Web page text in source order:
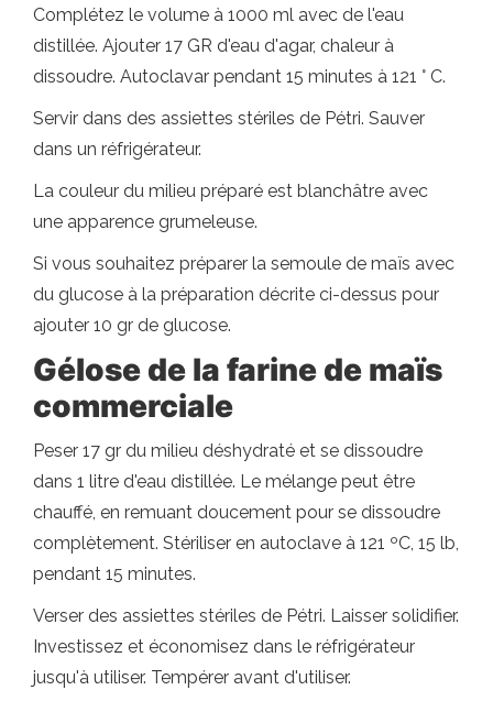
Complétez le volume à 1000 ml avec de l'eau
distillée. Ajouter 17 GR d'eau d'agar, chaleur à
dissoudre. Autoclavar pendant 15 minutes à 121 ° C.
Servir dans des assiettes stériles de Pétri. Sauver
dans un réfrigérateur.
La couleur du milieu préparé est blanchâtre avec
une apparence grumeleuse.
Si vous souhaitez préparer la semoule de maïs avec
du glucose à la préparation décrite ci-dessus pour
ajouter 10 gr de glucose.
Gélose de la farine de maïs
commerciale
Peser 17 gr du milieu déshydraté et se dissoudre
dans 1 litre d'eau distillée. Le mélange peut être
chauffé, en remuant doucement pour se dissoudre
complètement. Stériliser en autoclave à 121 ºC, 15 lb,
pendant 15 minutes.
Verser des assiettes stériles de Pétri. Laisser solidifier.
Investissez et économisez dans le réfrigérateur
jusqu'à utiliser. Tempérer avant d'utiliser.